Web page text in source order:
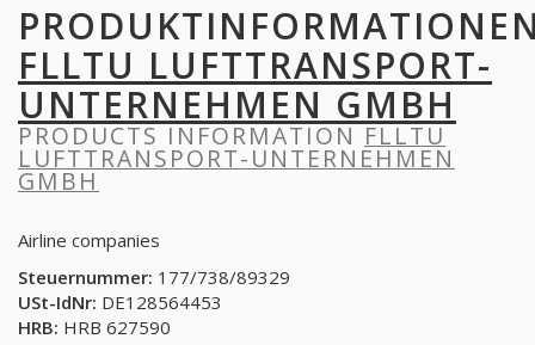
FLLTU LUFTTRANSPORT-
UNTERNEHMEN GMBH
PRODUCTS INFORMATION FLLTU
LUFTTRANSPORT-UNTERNEHMEN
GMBH
Airline companies
Steuernummer: 177/738/89329
USt-IdNr: DE128564453
HRB: HRB 627590